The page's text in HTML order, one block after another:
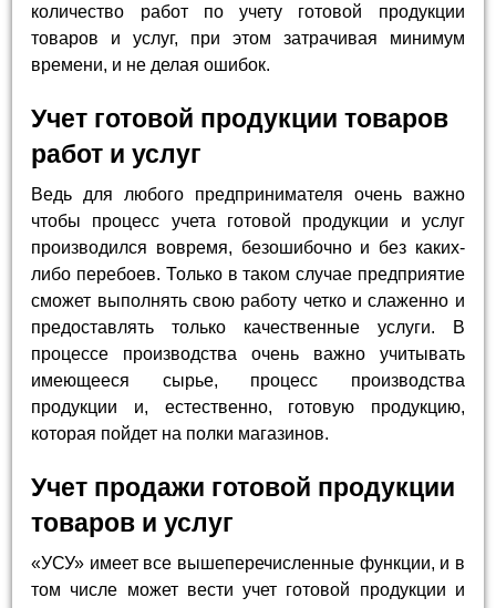
количество работ по учету готовой продукции
товаров и услуг, при этом затрачивая минимум
времени, и не делая ошибок.
Учет готовой продукции товаров
работ и услуг
Ведь для любого предпринимателя очень важно
чтобы процесс учета готовой продукции и услуг
производился вовремя, безошибочно и без каких-
либо перебоев. Только в таком случае предприятие
сможет выполнять свою работу четко и слаженно и
предоставлять только качественные услуги. В
процессе производства очень важно учитывать
имеющееся сырье, процесс производства
продукции и, естественно, готовую продукцию,
которая пойдет на полки магазинов.
Учет продажи готовой продукции
товаров и услуг
«УСУ» имеет все вышеперечисленные функции, и в
том числе может вести учет готовой продукции и